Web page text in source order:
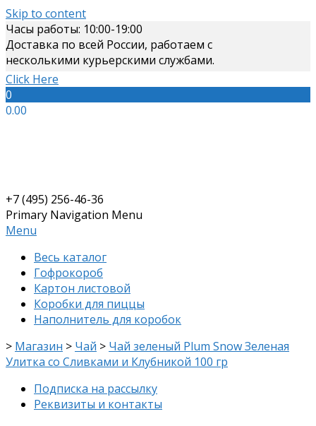
Skip to content
Часы работы: 10:00-19:00
Доставка по всей России, работаем с
несколькими курьерскими службами.
Click Here
0
0.00
+7 (495) 256-46-36
Primary Navigation Menu
Menu
Весь каталог
Гофрокороб
Картон листовой
Коробки для пиццы
Наполнитель для коробок
> Магазин > Чай > Чай зеленый Plum Snow Зеленая
Улитка со Сливками и Клубникой 100 гр
Подписка на рассылку
Реквизиты и контакты